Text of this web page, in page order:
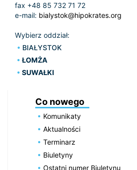
fax +48 85 732 71 72
e-mail: bialystok@hipokrates.org
Wybierz oddział:
BIAŁYSTOK
ŁOMŻA
SUWAŁKI
Co nowego
Komunikaty
Aktualności
Terminarz
Biuletyny
Ostatni numer Biuletynu